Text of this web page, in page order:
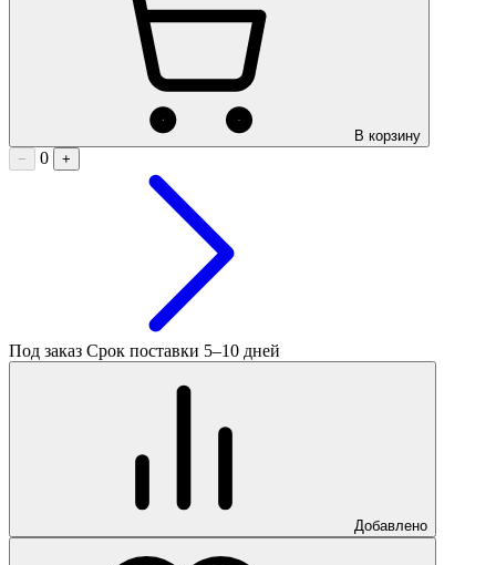
В корзину
−
0 +
Под заказ Срок поставки 5–10 дней
Добавлено